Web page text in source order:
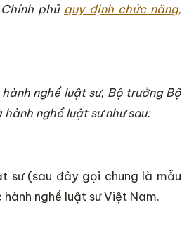
phủ quy định chức năng,
nghề luật sư, Bộ trưởng Bộ
nghề luật sư như sau:
sư (sau đây gọi chung là mẫu
nghề luật sư Việt Nam.